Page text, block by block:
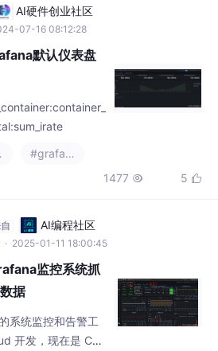
目名、会话名、最
间、时长、to
AI硬件创业社区
07-16 08:12:28
默认仪表盘
#grafana
1477  5 
AI编程社区
· 2025-01-11 18:00:45
监控系统抓
据
系统监控和告警工
开发，现在是 CN